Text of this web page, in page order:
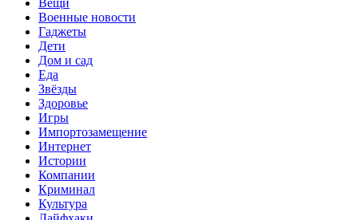
Военные новости
Гаджеты
Дети
Дом и сад
Еда
Звёзды
Здоровье
Игры
Импортозамещение
Интернет
Истории
Компании
Криминал
Культура